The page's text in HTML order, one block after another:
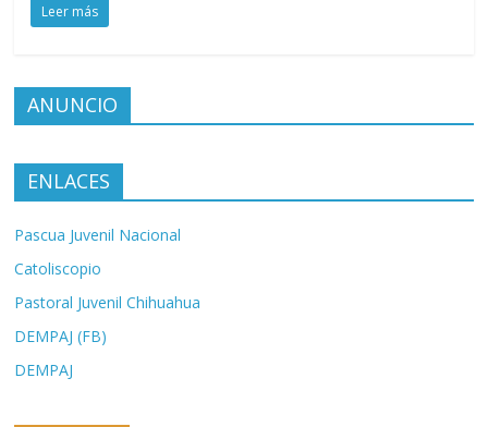
Leer más
ANUNCIO
ENLACES
Pascua Juvenil Nacional
Catoliscopio
Pastoral Juvenil Chihuahua
DEMPAJ (FB)
DEMPAJ